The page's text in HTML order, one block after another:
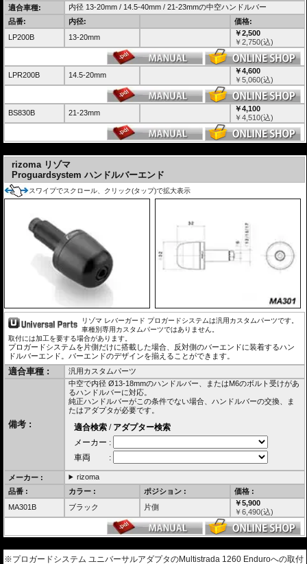
適合車種:
内径 13-20mm / 14.5-40mm / 21-23mmの中空ハンドルバー
品番:
内径:
価格:
LP200B
13-20mm
￥2,500
￥2,750(込)
LPR200B 14.5-20mm
￥4,600
￥5,060(込)
BS830B 21-23mm
￥4,100
￥4,510(込)
rizoma リゾマ
Proguardsystem ハンドルバーエンド
スワイプでスクロール、クリック(タップ)で拡大表示
リゾマ レバーガード プロガードシステムは汎用カスタムパーツです。
車種別専用カスタムパーツではありません。
取付には加工を要する場合があります。
プロガードシステムを片側だけに搭載した場合、反対側のバーエンドに装着するハン
ドルバーエンド。バーエンドのデザインを揃えることができます。
適合車種 : 汎用カスタムパーツ
備考 :
中空で内径 Ø13-18mmのハンドルバー、またはM6のボルト受けがあ
るハンドルバーに対応。
純正ハンドルバーがこの条件でない場合、ハンドルバーの交換、ま
たはアダプタが必要です。
メーカー :
rizoma
品番 :
カラー : ポジション :
価格 :
MA301B
ブラック 片側
￥5,900
￥6,490(込)
※プロガードシステム ユニバーサルアダプタのMultistrada 1260 Enduroへの取付